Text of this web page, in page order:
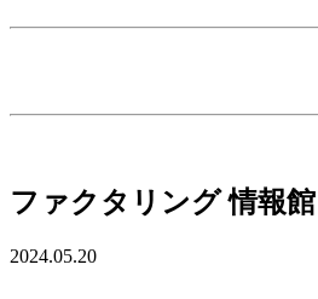
ファクタリング 情報館
2024.05.20